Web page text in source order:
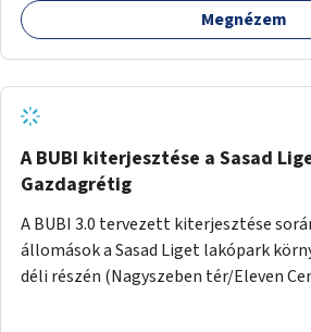
barátságosabbá és zöldebbé lehetne
Megnézem
A BUBI kiterjesztése a Sasad
Gazdagrétig
A BUBI 3.0 tervezett kiterjesztése
állomások a Sasad Liget lakópark
déli részén (Nagyszeben tér/Eleven